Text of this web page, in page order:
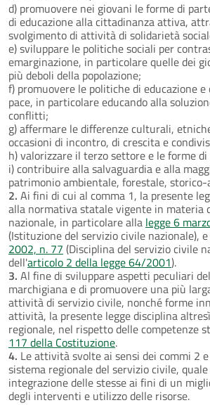
d) promuovere nei giovani le forme di
di educazione alla cittadinanza attiva,
svolgimento di attività di solidarietà
e) sviluppare le politiche sociali per
emarginazione, in particolare quelle dei
più deboli della popolazione;
f) promuovere le politiche di educazione
pace, in particolare educando alla
conflitti;
g) affermare le differenze culturali,
occasioni di incontro, di crescita e
h) valorizzare il terzo settore e le forme di
i) contribuire alla salvaguardia e alla
patrimonio ambientale, forestale,
2. Ai fini di cui al comma 1, la presente
alla normativa statale vigente in materia
nazionale, in particolare alla legge 6
(Istituzione del servizio civile nazionale),
2002, n. 77 (Disciplina del servizio civile
dell'articolo 2 della legge 64/2001).
3. Al fine di sviluppare aspetti peculiari
marchigiana e di promuovere una più
attività di servizio civile, nonché forme
attività, la presente legge disciplina
regionale, nel rispetto delle competenze
117 della Costituzione.
4. Le attività svolte ai sensi dei commi 2
sistema regionale del servizio civile,
integrazione delle stesse ai fini di un
degli interventi e utilizzo delle risorse.